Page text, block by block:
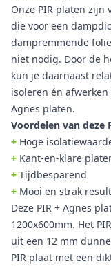
Onze PIR platen
die voor een
dampremmende
niet nodig. Door de
kun je daarnaast
isoleren én
Agnes platen.
Voordelen van deze
+ Hoge
+ Kant-en-klare
+ Tijdbesparend
+ Mooi en strak
Deze PIR + Agnes
1200x600mm. Het
uit een 12 mm
PIR plaat met een